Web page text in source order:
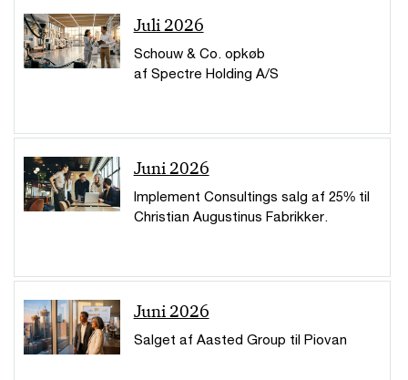
Juli 2026
Schouw & Co. opkøb
af Spectre Holding A/S
Juni 2026
Implement Consultings salg af 25% til
Christian Augustinus Fabrikker.
Juni 2026
Salget af Aasted Group til Piovan